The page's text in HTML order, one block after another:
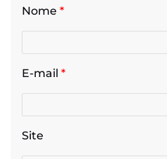
Nome *
E-mail *
Site